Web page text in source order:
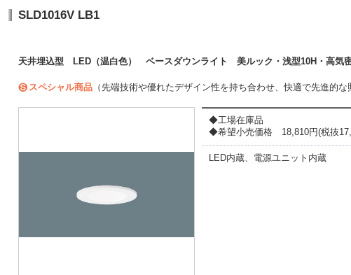
SLD1016V LB1
天井埋込型 LED（温白色） ベースダウンライト 美ルック・浅型10H・高気
スペシャル商品 （先端技術や優れたデザイン性を持ち合わせ、快適で先進的
◆工場在庫品
◆希望小売価格 18,810円(税抜
LED内蔵、電源ユニット内蔵